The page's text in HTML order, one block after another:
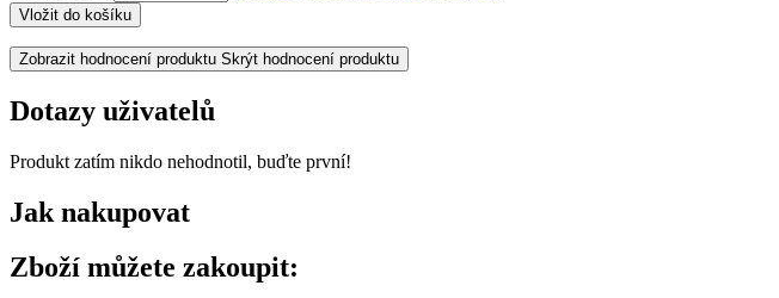
Vložit do košíku
Zobrazit hodnocení produktu Skrýt hodnocení produktu
Dotazy uživatelů
Produkt zatím nikdo nehodnotil, buďte první!
Jak nakupovat
Zboží můžete zakoupit: